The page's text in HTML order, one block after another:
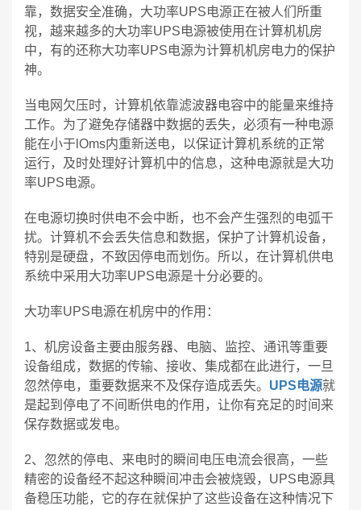
靠，数据安全准确，大功率UPS电源正在被人们所重
视，越来越多的大功率UPS电源被使用在计算机机房
中，有的还称大功率UPS电源为计算机机房电力的保护
神。
当电网欠压时，计算机依靠滤波器电容中的能量来维持
工作。为了避免存储器中数据的丢失，必须有一种电源
能在小于lOms内重新送电，以保证计算机系统的正常
运行，及时处理好计算机中的信息，这种电源就是大功
率UPS电源。
在电源切换时供电不会中断，也不会产生强烈的电弧干
扰。计算机不会丢失信息和数据，保护了计算机设备，
特别是硬盘，不致因停电而划伤。所以，在计算机供电
系统中采用大功率UPS电源是十分必要的。
大功率UPS电源在机房中的作用：
1、机房设备主要由服务器、电脑、监控、通讯等重要
设备组成，数据的传输、接收、集成都在此进行，一旦
忽然停电，重要数据来不及保存造成丢失。 UPS电源就
是起到停电了不间断供电的作用，让你有充足的时间来
保存数据或发电。
2、忽然的停电、来电时的瞬间电压电流会很高，一些
精密的设备经不起这种瞬间冲击会被烧毁，UPS电源具
备稳压功能，它的存在就保护了这些设备在这种情况下